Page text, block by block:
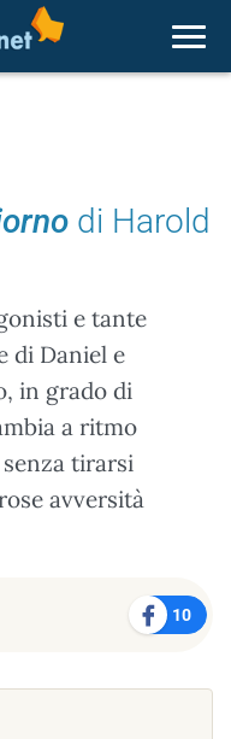
di Harold
e tante
di Daniel e
in grado di
a ritmo
tirarsi
avversità
10